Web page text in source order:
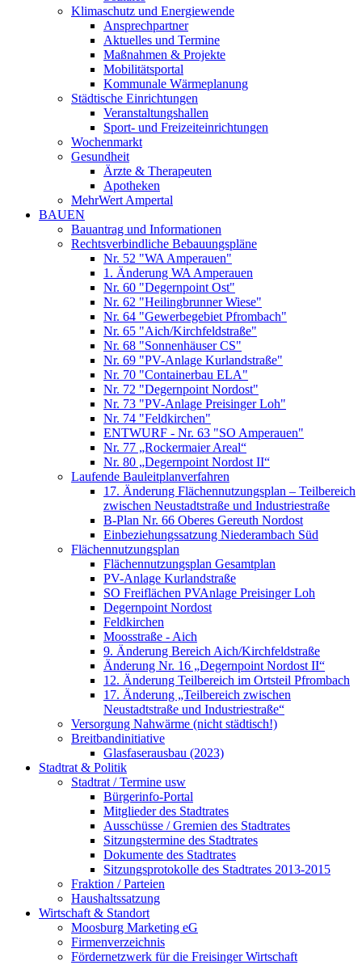
Klimaschutz und Energiewende
Ansprechpartner
Aktuelles und Termine
Maßnahmen & Projekte
Mobilitätsportal
Kommunale Wärmeplanung
Städtische Einrichtungen
Veranstaltungshallen
Sport- und Freizeiteinrichtungen
Wochenmarkt
Gesundheit
Ärzte & Therapeuten
Apotheken
MehrWert Ampertal
BAUEN
Bauantrag und Informationen
Rechtsverbindliche Bebauungspläne
Nr. 52 "WA Amperauen"
1. Änderung WA Amperauen
Nr. 60 "Degernpoint Ost"
Nr. 62 "Heilingbrunner Wiese"
Nr. 64 "Gewerbegebiet Pfrombach"
Nr. 65 "Aich/Kirchfeldstraße"
Nr. 68 "Sonnenhäuser CS"
Nr. 69 "PV-Anlage Kurlandstraße"
Nr. 70 "Containerbau ELA"
Nr. 72 "Degernpoint Nordost"
Nr. 73 "PV-Anlage Preisinger Loh"
Nr. 74 "Feldkirchen"
ENTWURF - Nr. 63 "SO Amperauen"
Nr. 77 „Rockermaier Areal“
Nr. 80 „Degernpoint Nordost II“
Laufende Bauleitplanverfahren
17. Änderung Flächennutzungsplan – Teilbereich
zwischen Neustadtstraße und Industriestraße
B-Plan Nr. 66 Oberes Gereuth Nordost
Einbeziehungssatzung Niederambach Süd
Flächennutzungsplan
Flächennutzungsplan Gesamtplan
PV-Anlage Kurlandstraße
SO Freiflächen PV­Anlage Preisinger Loh
Degernpoint Nordost
Feldkirchen
Moosstraße - Aich
9. Änderung Bereich Aich/Kirchfeldstraße
Änderung Nr. 16 „Degernpoint Nordost II“
12. Änderung Teilbereich im Ortsteil Pfrombach
17. Änderung „Teilbereich zwischen
Neustadtstraße und Industriestraße“
Versorgung Nahwärme (nicht städtisch!)
Breitbandinitiative
Glasfaserausbau (2023)
Stadtrat & Politik
Stadtrat / Termine usw
Bürgerinfo-Portal
Mitglieder des Stadtrates
Ausschüsse / Gremien des Stadtrates
Sitzungstermine des Stadtrates
Dokumente des Stadtrates
Sitzungsprotokolle des Stadtrates 2013-2015
Fraktion / Parteien
Haushaltssatzung
Wirtschaft & Standort
Moosburg Marketing eG
Firmenverzeichnis
Fördernetzwerk für die Freisinger Wirtschaft